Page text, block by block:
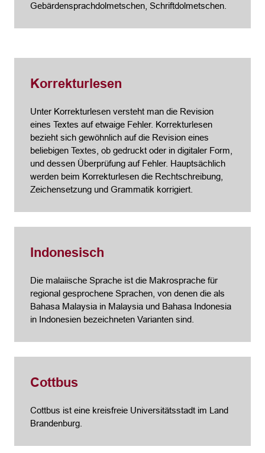
Gebärdensprachdolmetschen, Schriftdolmetschen.
Korrekturlesen
Unter Korrekturlesen versteht man die Revision
eines Textes auf etwaige Fehler. Korrekturlesen
bezieht sich gewöhnlich auf die Revision eines
beliebigen Textes, ob gedruckt oder in digitaler Form,
und dessen Überprüfung auf Fehler. Hauptsächlich
werden beim Korrekturlesen die Rechtschreibung,
Zeichensetzung und Grammatik korrigiert.
Indonesisch
Die malaiische Sprache ist die Makrosprache für
regional gesprochene Sprachen, von denen die als
Bahasa Malaysia in Malaysia und Bahasa Indonesia
in Indonesien bezeichneten Varianten sind.
Cottbus
Cottbus ist eine kreisfreie Universitätsstadt im Land
Brandenburg.